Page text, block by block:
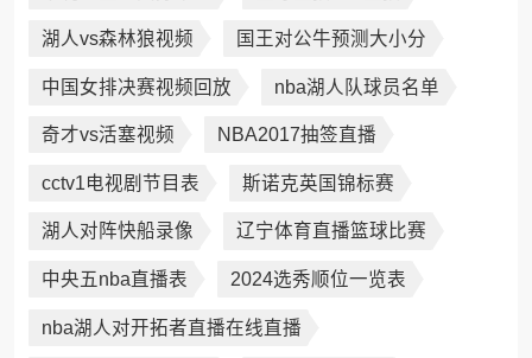
湖人vs森林狼视频 国王对公牛预测大小分
中国女排决赛视频回放 nba湖人队球员名单
奇才vs活塞视频 NBA2017抽签直播
cctv1电视剧节目表 斯诺克英国锦标赛
湖人对阵快船录像 辽宁体育直播篮球比赛
中央五nba直播表 2024选秀顺位一览表
nba湖人对开拓者直播在线直播